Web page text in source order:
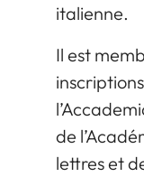
italienne.
Il est
de
lettres et